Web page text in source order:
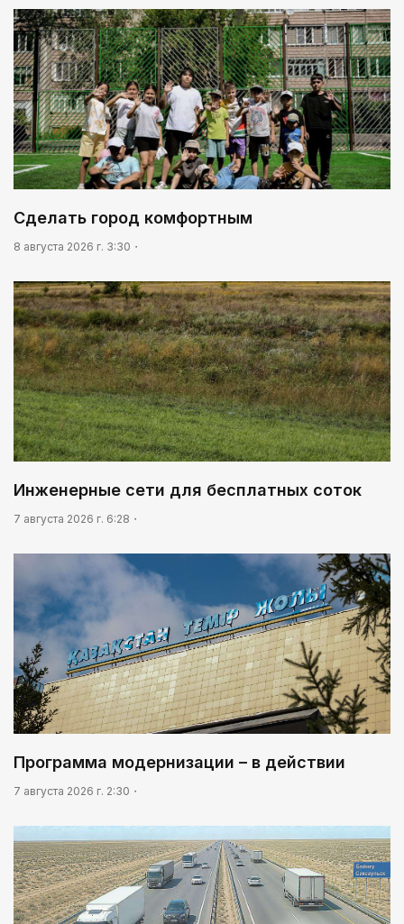
07:00
В столице реализуется проект «Школа
национального ремесла»
05:00
Легендарная велогонка
03:30
Человекоцентричность в действии
Мой Абай
Сделать город комфортным
8 августа 2026 г. 3:30
Инженерные сети для бесплатных соток
7 августа 2026 г. 6:28
Программа модернизации – в действии
7 августа 2026 г. 2:30